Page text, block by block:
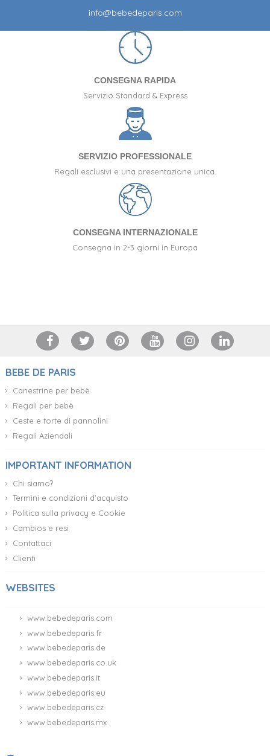
info@bebedeparis.com
CONSEGNA RAPIDA
Servizio Standard & Express
SERVIZIO PROFESSIONALE
Regali esclusivi e una presentazione unica.
CONSEGNA INTERNAZIONALE
Consegna in 2-3 giorni in Europa
BEBE DE PARIS
Canestrine per bebè
Regali per bebè
Ceste e torte di pannolini
Regali Aziendali
IMPORTANT INFORMATION
Chi siamo?
Termini e condizioni d’acquisto
Politica sulla privacy e Cookie
Cambios e resi
Contattaci
Clienti
WEBSITES
www.bebedeparis.com
www.bebedeparis.fr
www.bebedeparis.de
www.bebedeparis.co.uk
www.bebedeparis.it
www.bebedeparis.eu
www.bebedeparis.cz
www.bebedeparis.mx